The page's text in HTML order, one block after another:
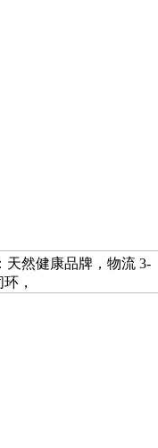
天然健康品牌，物流 3-
，